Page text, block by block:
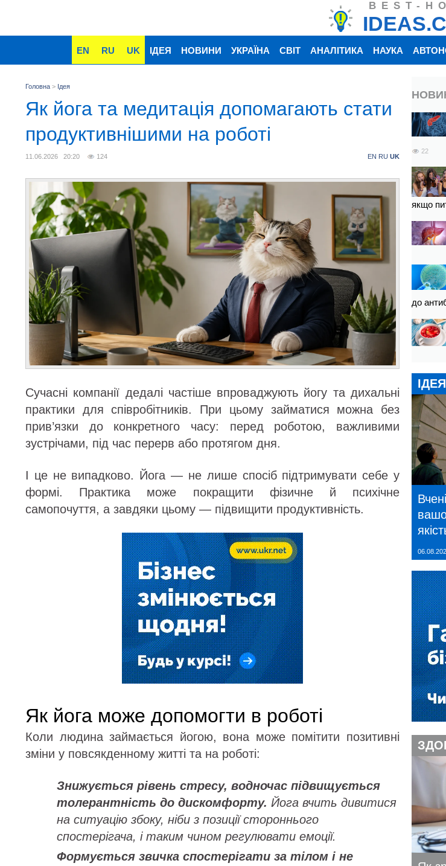
BEST-
EN RU UK ІДЕЯ НОВИНИ УКРАЇНА СВІТ АНАЛІТИКА НАУКА
Головна > Ідея
Як йога та медитація допомагають стати
продуктивнішими на роботі
11.06.2026 20:20 124 EN RU UK
Сучасні компанії дедалі частіше впроваджують йогу та дихальні
практики для співробітників. При цьому займатися можна без
прив’язки до конкретного часу: перед роботою, важливими
зустрічами, під час перерв або протягом дня.
І це не випадково. Йога — не лише спосіб підтримувати себе у
формі. Практика може покращити фізичне й психічне
самопочуття, а завдяки цьому — підвищити продуктивність.
Як йога може допомогти в роботі
Коли людина займається йогою, вона може помітити позитивні
зміни у повсякденному житті та на роботі:
Знижується рівень стресу, водночас підвищується
толерантність до дискомфорту. Йога вчить дивитися
на ситуацію збоку, ніби з позиції стороннього
спостерігача, і таким чином регулювати емоції.
Формується звичка спостерігати за тілом і не
22
якщо
до
ІДЕЯ